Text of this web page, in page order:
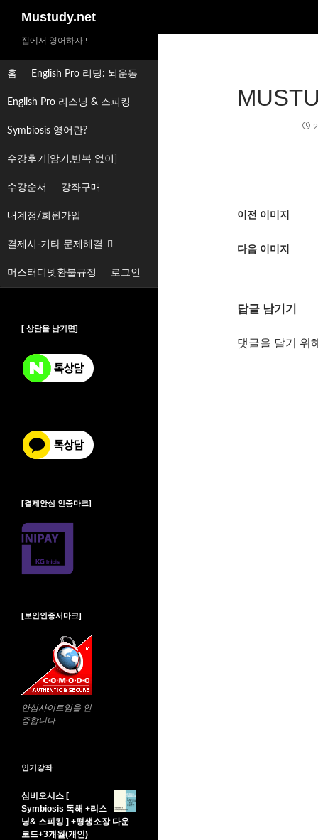
Mustudy.net
이전 이미지
다음 이미지
답글 남기기
댓글을 달기 위
집에서 영어하자 !
홈 English Pro 리딩: 뇌운동
English Pro 리스닝 & 스피킹
Symbiosis 영어란?
수강후기[암기,반복 없이]
수강순서 강좌구매
내계정/회원가입
결제시-기타 문제해결
머스터디넷환불규정 로그인
[ 상담을 남기면]
[결제안심 인증마크]
[보안인증서마크]
안심사이트임을 인
증합니다
인기강좌
심비오시스 [
Symbiosis 독해 +리스
닝& 스피킹 ] +평생소장 다운
로드+3개월(개인)